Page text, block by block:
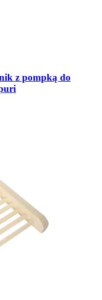
z pompką do